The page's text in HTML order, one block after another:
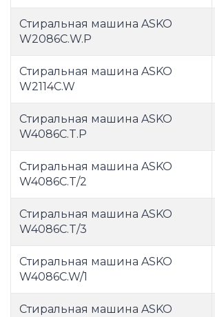
Стиральная машина ASKO
W2086С.W.P
Стиральная машина ASKO
W2114C.W
Стиральная машина ASKO
W4086C.T.P
Стиральная машина ASKO
W4086C.T/2
Стиральная машина ASKO
W4086C.T/3
Стиральная машина ASKO
W4086C.W/1
Стиральная машина ASKO